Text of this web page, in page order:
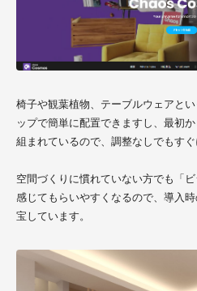
椅子や観葉植物、テーブルウェアと
ップで簡単に配置できますし、最初
組まれているので、調整なしでもすぐ
空間づくりに慣れていない方でも「
感じてもらいやすくなるので、導入
宝しています。